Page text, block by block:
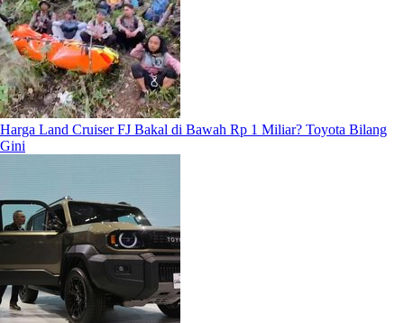
Harga Land Cruiser FJ Bakal di Bawah Rp 1 Miliar? Toyota Bilang
Gini